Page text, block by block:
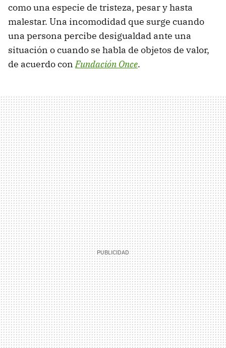
como una especie de tristeza, pesar y hasta
malestar. Una incomodidad que surge cuando
una persona percibe desigualdad ante una
situación o cuando se habla de objetos de valor,
de acuerdo conFundación Once.